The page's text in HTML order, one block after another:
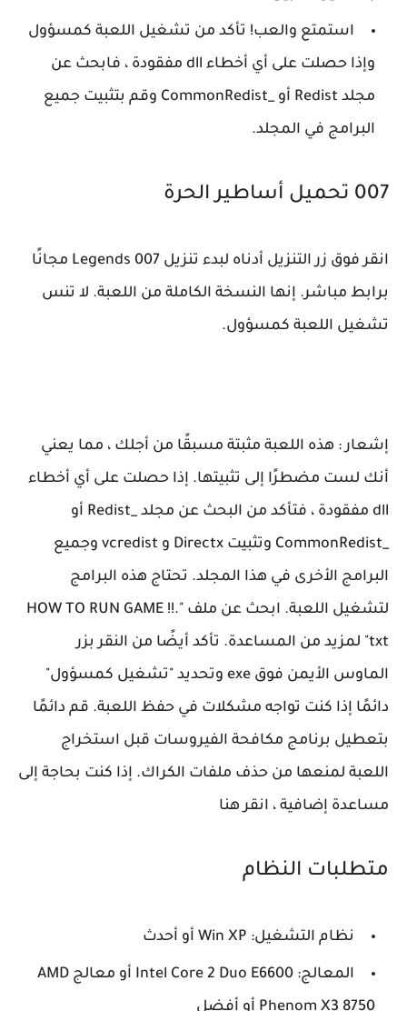
استمتع والعب! تأكد من تشغيل اللعبة كمسؤول
وإذا حصلت على أي أخطاء dll مفقودة ، فابحث عن
مجلد Redist أو _CommonRedist وقم بتثبيت جميع
البرامج في المجلد.
007 تحميل أساطير الحرة
انقر فوق زر التنزيل أدناه لبدء تنزيل 007 Legends مجانًا
برابط مباشر. إنها النسخة الكاملة من اللعبة. لا تنس
تشغيل اللعبة كمسؤول.
إشعار : هذه اللعبة مثبتة مسبقًا من أجلك ، مما يعني
أنك لست مضطرًا إلى تثبيتها. إذا حصلت على أي أخطاء
dll مفقودة ، فتأكد من البحث عن مجلد _Redist أو
_CommonRedist وتثبيت Directx و vcredist وجميع
البرامج الأخرى في هذا المجلد. تحتاج هذه البرامج
لتشغيل اللعبة. ابحث عن ملف "HOW TO RUN GAME !!.
txt" لمزيد من المساعدة. تأكد أيضًا من النقر بزر
الماوس الأيمن فوق exe وتحديد "تشغيل كمسؤول"
دائمًا إذا كنت تواجه مشكلات في حفظ اللعبة. قم دائمًا
بتعطيل برنامج مكافحة الفيروسات قبل استخراج
اللعبة لمنعها من حذف ملفات الكراك. إذا كنت بحاجة إلى
مساعدة إضافية ، انقر هنا
متطلبات النظام
نظام التشغيل: Win XP أو أحدث
المعالج: Intel Core 2 Duo E6600 أو معالج AMD
Phenom X3 8750 أو أفضل